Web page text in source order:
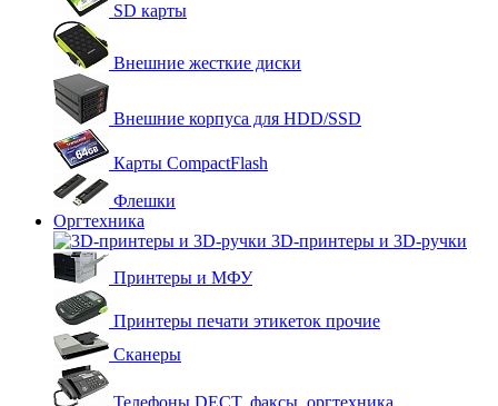
SD карты
Внешние жесткие диски
Внешние корпуса для HDD/SSD
Карты CompactFlash
Флешки
Оргтехника
3D-принтеры и 3D-ручки
Принтеры и МФУ
Принтеры печати этикеток прочие
Сканеры
Телефоны DECT, факсы, оргтехника